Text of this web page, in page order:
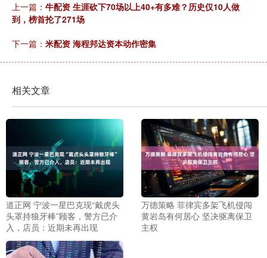
上一篇： 牛配资 生涯砍下70场以上40+有多难？历史仅10人做
到，榜首抡了271场
下一篇： 米配资 海程邦达资本动作密集
相关文章
道正网 宁波一星巴克现“戴虎头
头罩持狼牙棒”顾客，警方已介
入，店员：近期未再出现
万德策略 菲律宾多架飞机侵闯
黄岩岛有何居心 坚决驱离保卫
主权